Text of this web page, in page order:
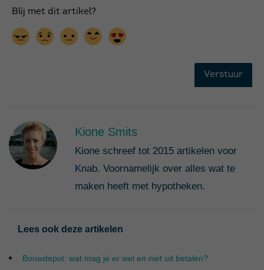
Kione Smits
Kione schreef tot 2015 artikelen voor
Knab. Voornamelijk over alles wat te
maken heeft met hypotheken.
Lees ook deze artikelen
Bouwdepot: wat mag je er wel en niet uit betalen?